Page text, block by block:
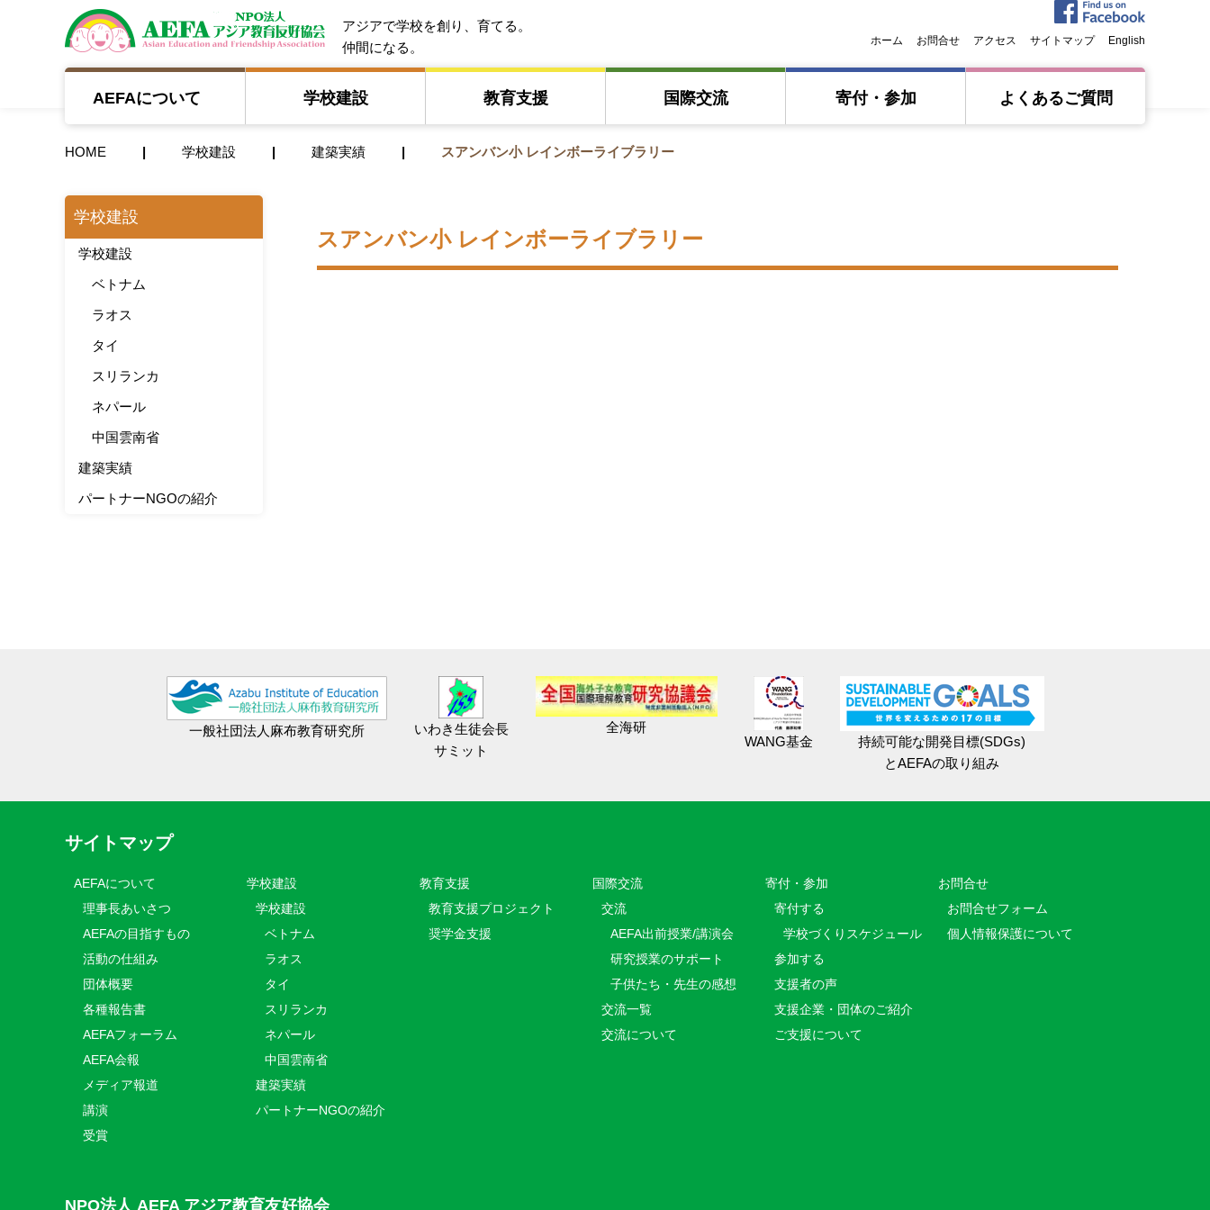
NPO法人 AEFA アジア教育友好協会
アジアで学校を創り、育てる。
仲間になる。
ホーム お問合せ アクセス サイトマップ English
AEFAについて 学校建設 教育⽀援 国際交流 寄付・参加 よくあるご質問
HOME 学校建設 建築実績 スアンバン小 レインボーライブラリー
スアンバン小 レインボーライブラリー
学校建設
学校建設
ベトナム
ラオス
タイ
スリランカ
ネパール
中国雲南省
建築実績
パートナーNGOの紹介
一般社団法人麻布教育研究所
いわき生徒会長
サミット
全海研
WANG基金
持続可能な開発目標(SDGs)
とAEFAの取り組み
サイトマップ
AEFAについて
理事長あいさつ
AEFAの目指すもの
活動の仕組み
団体概要
各種報告書
AEFAフォーラム
AEFA会報
メディア報道
講演
受賞
学校建設
学校建設
ベトナム
ラオス
タイ
スリランカ
ネパール
中国雲南省
建築実績
パートナーNGOの紹介
教育⽀援
教育⽀援プロジェクト
奨学金支援
国際交流
交流
AEFA出前授業/講演会
研究授業のサポート
子供たち・先生の感想
交流一覧
交流について
寄付・参加
寄付する
学校づくりスケジュール
参加する
支援者の声
支援企業・団体のご紹介
ご支援について
お問合せ
お問合せフォーム
個人情報保護について
NPO法人 AEFA アジア教育友好協会